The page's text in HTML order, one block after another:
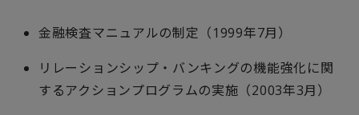
金融検査マニュアルの制定（1999年7月）
リレーションシップ・バンキングの機能強化に関
するアクションプログラムの実施（2003年3月）